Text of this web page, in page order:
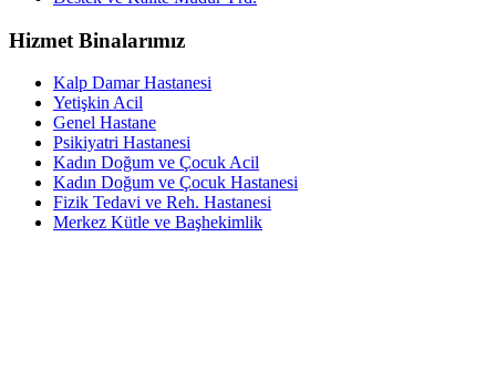
Hizmet Binalarımız
Kalp Damar Hastanesi
Yetişkin Acil
Genel Hastane
Psikiyatri Hastanesi
Kadın Doğum ve Çocuk Acil
Kadın Doğum ve Çocuk Hastanesi
Fizik Tedavi ve Reh. Hastanesi
Merkez Kütle ve Başhekimlik